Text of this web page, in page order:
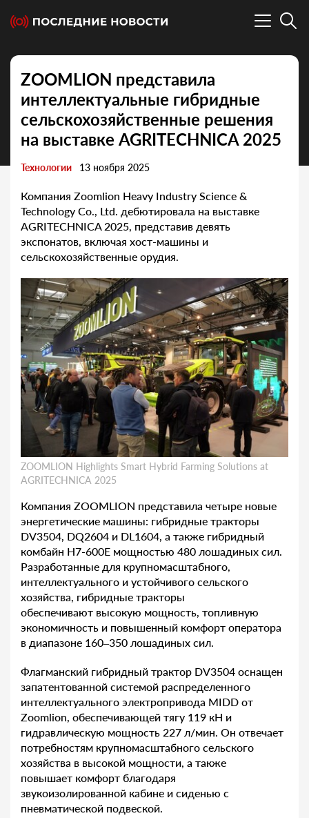
ZOOMLION представила
интеллектуальные гибридные
сельскохозяйственные решения
на выставке AGRITECHNICA 2025
Технологии 13 ноября 2025
Компания Zoomlion Heavy Industry Science &
Technology Co., Ltd. дебютировала на выставке
AGRITECHNICA 2025, представив девять
экспонатов, включая хост-машины и
сельскохозяйственные орудия.
ZOOMLION Highlights Smart Hybrid Farming Solutions at
AGRITECHNICA 2025
Компания ZOOMLION представила четыре новые
энергетические машины: гибридные тракторы
DV3504, DQ2604 и DL1604, а также гибридный
комбайн H7-600E мощностью 480 лошадиных сил.
Разработанные для крупномасштабного,
интеллектуального и устойчивого сельского
хозяйства, гибридные тракторы
обеспечивают высокую мощность, топливную
экономичность и повышенный комфорт оператора
в диапазоне 160–350 лошадиных сил.
Флагманский гибридный трактор DV3504 оснащен
запатентованной системой распределенного
интеллектуального электропривода MIDD от
Zoomlion, обеспечивающей тягу 119 кН и
гидравлическую мощность 227 л/мин. Он отвечает
потребностям крупномасштабного сельского
хозяйства в высокой мощности, а также
повышает комфорт благодаря
звукоизолированной кабине и сиденью с
пневматической подвеской.